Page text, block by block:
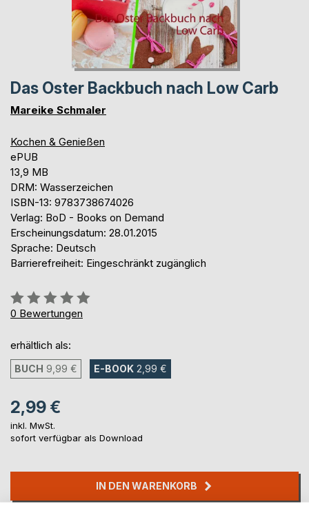
Das Oster Backbuch nach Low Carb
Mareike Schmaler
Kochen & Genießen
ePUB
13,9 MB
DRM: Wasserzeichen
ISBN-13: 9783738674026
Verlag: BoD - Books on Demand
Erscheinungsdatum: 28.01.2015
Sprache: Deutsch
Barrierefreiheit: Eingeschränkt zugänglich
Bewertung::
0%
0 Bewertungen
erhältlich als:
BUCH 9,99 € E-BOOK 2,99 €
2,99 €
inkl. MwSt.
sofort verfügbar als Download
IN DEN WARENKORB